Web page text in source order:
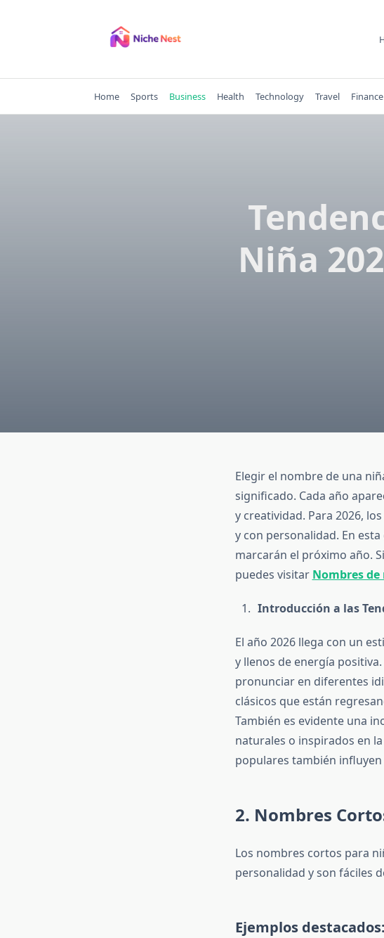
Home Sports Business Health Technology Travel Finance
Niña
Elegir el nombre de una
significado. Cada año
y creatividad. Para 2026,
y con personalidad. En
marcarán el próximo año.
puedes visitar Nombres de
Introducción a las
El año 2026 llega con un
y llenos de energía
pronunciar en diferentes
clásicos que están
También es evidente una
naturales o inspirados en
populares también influyen
2. Nombres
Los nombres cortos para
personalidad y son fáciles
Ejemplos destacados: